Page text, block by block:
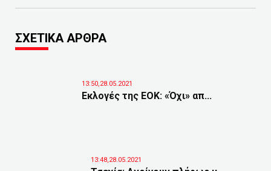
ΣΧΕΤΙΚΑ ΑΡΘΡΑ
13:50,28.05.2021
Eκλογές της ΕΟΚ: «Όχι» απ...
13:48,28.05.2021